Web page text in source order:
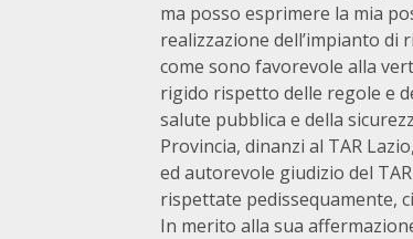
ma posso esprimere la mia
realizzazione dell’impianto di
come sono favorevole alla
rigido rispetto delle regole e
salute pubblica e della
Provincia, dinanzi al TAR
ed autorevole giudizio del
rispettate pedissequamente,
In merito alla sua